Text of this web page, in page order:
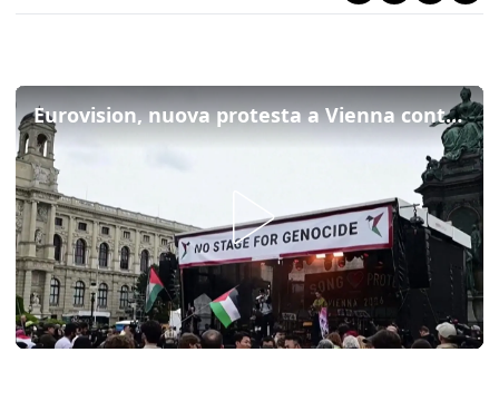
Eurovision, nuova protesta a Vienna contro la presenza di Israele